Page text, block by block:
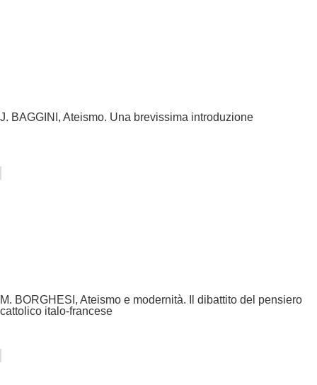
J. BAGGINI, Ateismo. Una brevissima introduzione
M. BORGHESI, Ateismo e modernità. Il dibattito del pensiero
cattolico italo-francese